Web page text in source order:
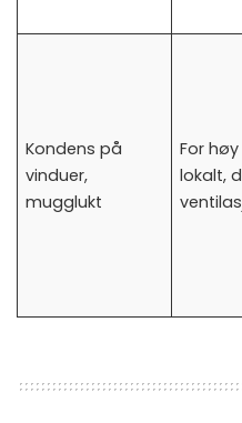
Kondens på
vinduer,
mugglukt
For
lokalt,